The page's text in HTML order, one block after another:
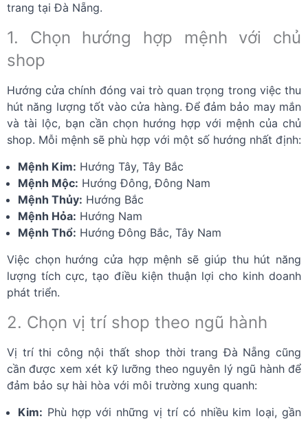
trang tại Đà Nẵng.
1. Chọn hướng hợp mệnh với chủ
shop
Hướng cửa chính đóng vai trò quan trọng trong việc thu
hút năng lượng tốt vào cửa hàng. Để đảm bảo may mắn
và tài lộc, bạn cần chọn hướng hợp với mệnh của chủ
shop. Mỗi mệnh sẽ phù hợp với một số hướng nhất định:
Mệnh Kim: Hướng Tây, Tây Bắc
Mệnh Mộc: Hướng Đông, Đông Nam
Mệnh Thủy: Hướng Bắc
Mệnh Hỏa: Hướng Nam
Mệnh Thổ: Hướng Đông Bắc, Tây Nam
Việc chọn hướng cửa hợp mệnh sẽ giúp thu hút năng
lượng tích cực, tạo điều kiện thuận lợi cho kinh doanh
phát triển.
2. Chọn vị trí shop theo ngũ hành
Vị trí thi công nội thất shop thời trang Đà Nẵng cũng
cần được xem xét kỹ lưỡng theo nguyên lý ngũ hành để
đảm bảo sự hài hòa với môi trường xung quanh:
Kim: Phù hợp với những vị trí có nhiều kim loại, gần